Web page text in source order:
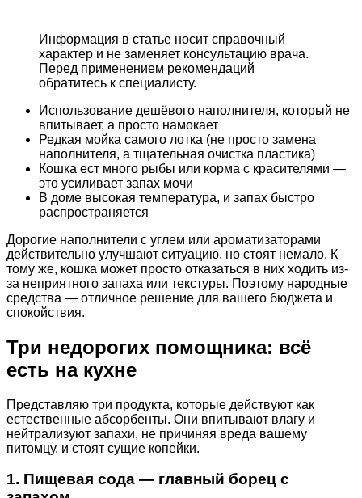
Информация в статье носит справочный
характер и не заменяет консультацию врача.
Перед применением рекомендаций
обратитесь к специалисту.
Использование дешёвого наполнителя, который не
впитывает, а просто намокает
Редкая мойка самого лотка (не просто замена
наполнителя, а тщательная очистка пластика)
Кошка ест много рыбы или корма с красителями —
это усиливает запах мочи
В доме высокая температура, и запах быстро
распространяется
Дорогие наполнители с углем или ароматизаторами
действительно улучшают ситуацию, но стоят немало. К
тому же, кошка может просто отказаться в них ходить из-
за неприятного запаха или текстуры. Поэтому народные
средства — отличное решение для вашего бюджета и
спокойствия.
Три недорогих помощника: всё
есть на кухне
Представляю три продукта, которые действуют как
естественные абсорбенты. Они впитывают влагу и
нейтрализуют запахи, не причиняя вреда вашему
питомцу, и стоят сущие копейки.
1. Пищевая сода — главный борец с